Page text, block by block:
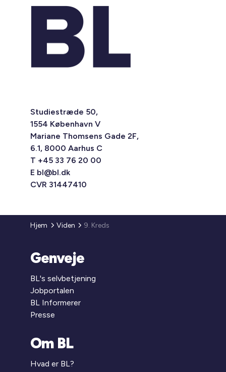
Studiestræde 50,
1554 København V
Mariane Thomsens Gade 2F,
6.1, 8000 Aarhus C
T +45 33 76 20 00
E bl@bl.dk
CVR 31447410
Hjem Viden 9. Kreds
Genveje
BL's selvbetjening
Jobportalen
BL Informerer
Presse
Om BL
Hvad er BL?